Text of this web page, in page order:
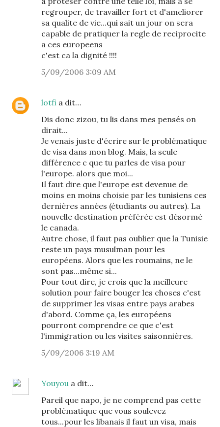
regrouper, de travailler fort et d'ameliorer
sa qualite de vie...qui sait un jour on sera
capable de pratiquer la regle de reciprocite
a ces europeens
c'est ca la dignité !!!!
5/09/2006 3:09 AM
lotfi a dit…
Dis donc zizou, tu lis dans mes pensés on
dirait...
Je venais juste d'écrire sur le problématique
de visa dans mon blog. Mais, la seule
différence c que tu parles de visa pour
l'europe. alors que moi...
Il faut dire que l'europe est devenue de
moins en moins choisie par les tunisiens ces
dernières années (étudiants ou autres). La
nouvelle destination préférée est désormé
le canada.
Autre chose, il faut pas oublier que la Tunisie
reste un pays musulman pour les
européens. Alors que les roumains, ne le
sont pas...même si...
Pour tout dire, je crois que la meilleure
solution pour faire bouger les choses c'est
de supprimer les visas entre pays arabes
d'abord. Comme ça, les européens
pourront comprendre ce que c'est
l'immigration ou les visites saisonnières.
5/09/2006 3:19 AM
Youyou a dit…
Pareil que napo, je ne comprend pas cette
problématique que vous soulevez
tous...pour les libanais il faut un visa, mais